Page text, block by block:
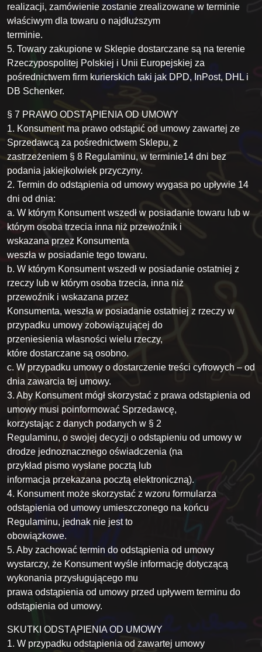
realizacji, zamówienie zostanie zrealizowane w terminie
właściwym dla towaru o najdłuższym
terminie.
5. Towary zakupione w Sklepie dostarczane są na terenie
Rzeczypospolitej Polskiej i Unii Europejskiej za
pośrednictwem firm kurierskich taki jak DPD, InPost, DHL i
DB Schenker.
§ 7 PRAWO ODSTĄPIENIA OD UMOWY
1. Konsument ma prawo odstąpić od umowy zawartej ze
Sprzedawcą za pośrednictwem Sklepu, z
zastrzeżeniem § 8 Regulaminu, w terminie14 dni bez
podania jakiejkolwiek przyczyny.
2. Termin do odstąpienia od umowy wygasa po upływie 14
dni od dnia:
a. W którym Konsument wszedł w posiadanie towaru lub w
którym osoba trzecia inna niż przewoźnik i
wskazana przez Konsumenta
weszła w posiadanie tego towaru.
b. W którym Konsument wszedł w posiadanie ostatniej z
rzeczy lub w którym osoba trzecia, inna niż
przewoźnik i wskazana przez
Konsumenta, weszła w posiadanie ostatniej z rzeczy w
przypadku umowy zobowiązującej do
przeniesienia własności wielu rzeczy,
które dostarczane są osobno.
c. W przypadku umowy o dostarczenie treści cyfrowych – od
dnia zawarcia tej umowy.
3. Aby Konsument mógł skorzystać z prawa odstąpienia od
umowy musi poinformować Sprzedawcę,
korzystając z danych podanych w § 2
Regulaminu, o swojej decyzji o odstąpieniu od umowy w
drodze jednoznacznego oświadczenia (na
przykład pismo wysłane pocztą lub
informacja przekazana pocztą elektroniczną).
4. Konsument może skorzystać z wzoru formularza
odstąpienia od umowy umieszczonego na końcu
Regulaminu, jednak nie jest to
obowiązkowe.
5. Aby zachować termin do odstąpienia od umowy
wystarczy, że Konsument wyśle informację dotyczącą
wykonania przysługującego mu
prawa odstąpienia od umowy przed upływem terminu do
odstąpienia od umowy.
SKUTKI ODSTĄPIENIA OD UMOWY
1. W przypadku odstąpienia od zawartej umowy